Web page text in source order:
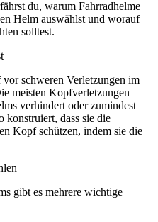
du, warum Fahrradhelme
Helm auswählst und worauf
solltest.
schweren Verletzungen im
meisten Kopfverletzungen
verhindert oder zumindest
konstruiert, dass sie die
Kopf schützen, indem sie die
gibt es mehrere wichtige